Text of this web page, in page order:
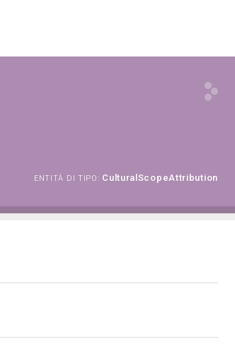
ENTITÀ DI TIPO: CulturalScopeAttribution